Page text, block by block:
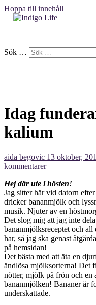
Hoppa till innehåll
Indigo Life
Sök …
Idag
kalium
aida begovic 13 oktober,
kommentarer
Hej där ute i hösten!
Jag sitter här vid datorn
dricker bananmjölk och
musik. Njuter av en
Det slog mig att jag inte
bananmjölksreceptet och all
har, så jag ska genast
på hemsidan!
Det bästa med att äta en
ändlösa mjölksorterna! Det
nötter, mjölk på frön och en
bananmjölken! Bananer är
underskattade.